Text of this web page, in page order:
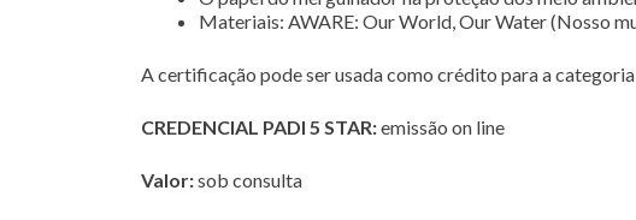
Materiais: AWARE: Our World, Our Water (Nosso
A certificação pode ser usada como crédito para a
CREDENCIAL PADI 5 STAR:emissão on line
Valor:sob consulta